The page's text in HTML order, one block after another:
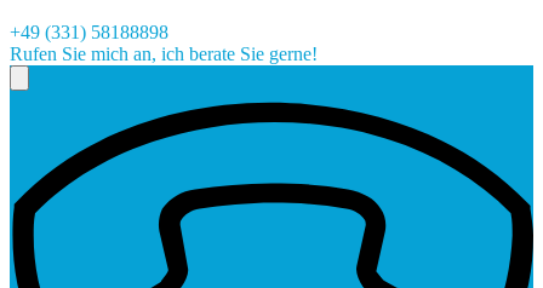
+49 (331) 58188898
Rufen Sie mich an, ich berate Sie gerne!